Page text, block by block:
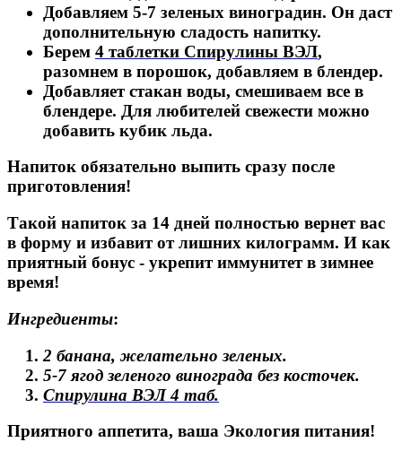
Добавляем 5-7 зеленых виноградин. Он даст
дополнительную сладость напитку.
Берем 4 таблетки Спирулины ВЭЛ,
разомнем в порошок, добавляем в блендер.
Добавляет стакан воды, смешиваем все в
блендере. Для любителей свежести можно
добавить кубик льда.
Напиток обязательно выпить сразу после
приготовления!
Такой напиток за 14 дней полностью вернет вас
в форму и избавит от лишних килограмм. И как
приятный бонус - укрепит иммунитет в зимнее
время!
Ингредиенты:
2 банана, желательно зеленых.
5-7 ягод зеленого винограда без косточек.
Спирулина ВЭЛ 4 таб.
Приятного аппетита, ваша Экология питания!